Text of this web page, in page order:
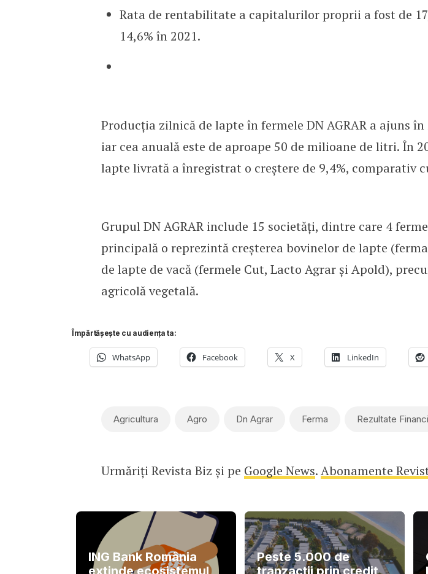
Rata de rentabilitate a capitalurilor proprii a fost de
14,6% în 2021.
Producția zilnică de lapte în fermele DN AGRAR a ajuns
iar cea anuală este de aproape 50 de milioane de litri. În
lapte livrată a înregistrat o creștere de 9,4%, comparativ
Grupul DN AGRAR include 15 societăți, dintre care 4
principală o reprezintă creșterea bovinelor de lapte
de lapte de vacă (fermele Cut, Lacto Agrar și Apold),
agricolă vegetală.
Împărtășește cu audiența ta:
WhatsApp Facebook X LinkedIn
Agricultura Agro Dn Agrar Ferma Rezultate
Urmăriți Revista Biz și pe Google News.Abonamente
ING Bank România
extinde ecosistemul
Peste 5.000 de
tranzacții prin credit